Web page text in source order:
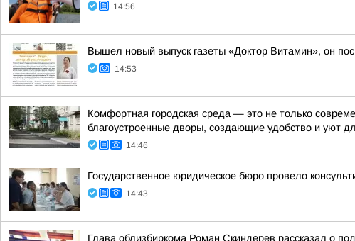
14:56
Вышел новый выпуск газеты «Доктор Витамин», он
14:53
Комфортная городская среда — это не только
благоустроенные дворы, создающие удобство и уют
14:46
Государственное юридическое бюро провело
14:43
Глава облизбиркома Роман Скиндерев рассказал о